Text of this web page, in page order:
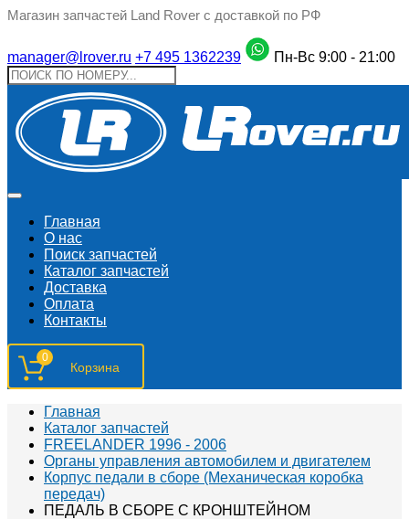
Магазин запчастей Land Rover с доставкой по РФ
manager@lrover.ru +7 495 1362239 Пн-Вс 9:00 - 21:00
Главная
О нас
Поиск запчастeй
Каталог запчастей
Доставка
Оплата
Контакты
0
Главная
Каталог запчастей
FREELANDER 1996 - 2006
Органы управления автомобилем и двигателем
Корпус педали в сборе (Механическая коробка
передач)
ПЕДАЛЬ В СБОРЕ С КРОНШТЕЙНОМ